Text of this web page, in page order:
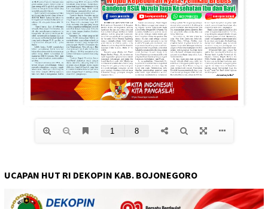
UCAPAN HUT RI DEKOPIN KAB. BOJONEGORO